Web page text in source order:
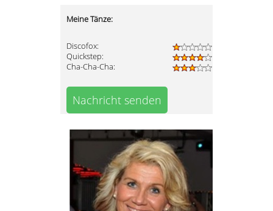
Meine Tänze:
Discofox:
Quickstep:
Cha-Cha-Cha:
Nachricht senden